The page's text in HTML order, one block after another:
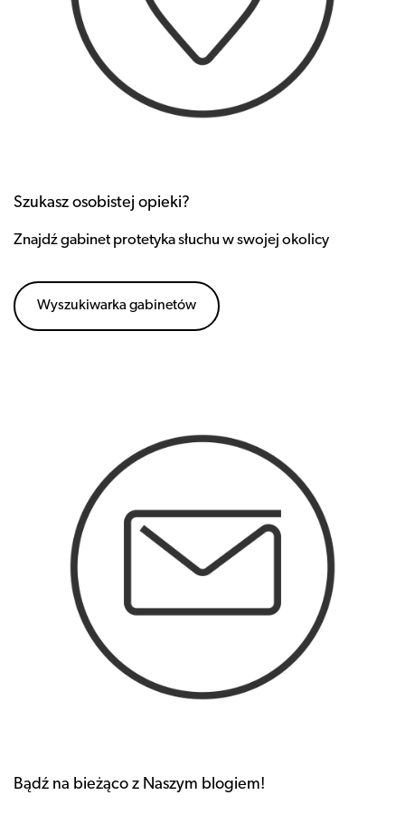
Szukasz osobistej opieki?
Znajdź gabinet protetyka słuchu w swojej okolicy
Wyszukiwarka gabinetów
Bądź na bieżąco z Naszym blogiem!